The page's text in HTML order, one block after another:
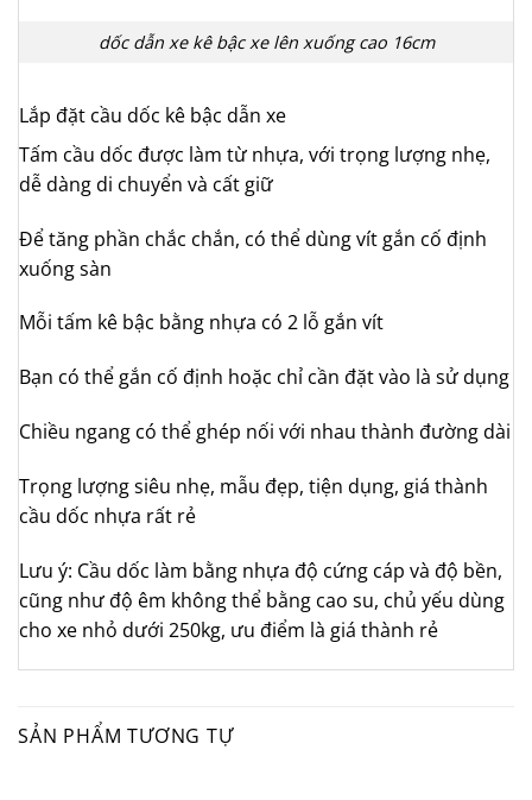
dốc dẫn xe kê bậc xe lên xuống cao 16cm
Lắp đặt cầu dốc kê bậc dẫn xe
Tấm cầu dốc được làm từ nhựa, với trọng lượng nhẹ,
dễ dàng di chuyển và cất giữ
Để tăng phần chắc chắn, có thể dùng vít gắn cố định
xuống sàn
Mỗi tấm kê bậc bằng nhựa có 2 lỗ gắn vít
Bạn có thể gắn cố định hoặc chỉ cần đặt vào là sử dụng
Chiều ngang có thể ghép nối với nhau thành đường dài
Trọng lượng siêu nhẹ, mẫu đẹp, tiện dụng, giá thành
cầu dốc nhựa rất rẻ
Lưu ý: Cầu dốc làm bằng nhựa độ cứng cáp và độ bền,
cũng như độ êm không thể bằng cao su, chủ yếu dùng
cho xe nhỏ dưới 250kg, ưu điểm là giá thành rẻ
SẢN PHẨM TƯƠNG TỰ